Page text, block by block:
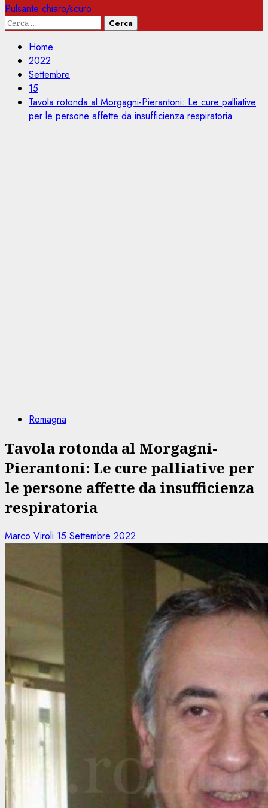
Pulsante chiaro/scuro
Ricerca
Home
2022
Settembre
15
Tavola rotonda al Morgagni-Pierantoni: Le cure palliative
per le persone affette da insufficienza respiratoria
Romagna
Tavola rotonda al Morgagni-
Pierantoni: Le cure palliative per
le persone affette da insufficienza
respiratoria
Marco Viroli 15 Settembre 2022